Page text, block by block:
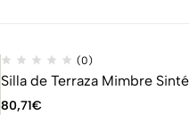
(0)
Silla de Terraza Mimbre
80,71€